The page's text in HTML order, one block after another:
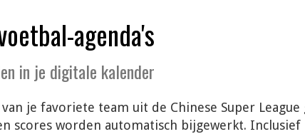
agenda's
in je digitale kalender
je favoriete team uit de Chinese Super
scores worden automatisch bijgewerkt.